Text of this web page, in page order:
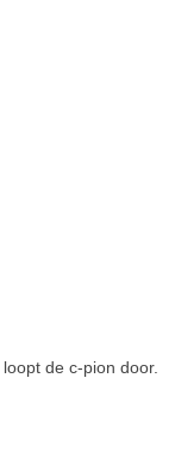
de c-pion door.